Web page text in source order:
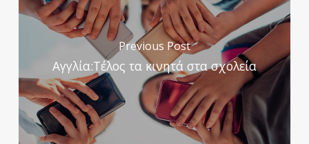
Previous Post
Αγγλία:Τέλος τα κινητά στα σχολεία